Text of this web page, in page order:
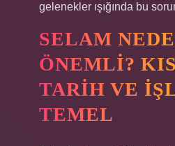
gelenekler ışığında bu
SELAM
ÖNEMLI?
TARIH VE
TEMEL